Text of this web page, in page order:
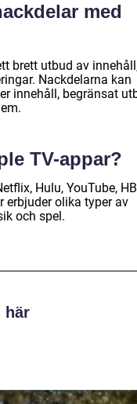
med
brett utbud av
Nackdelarna kan
innehåll, begränsat
TV-appar?
Hulu, YouTube,
erbjuder olika typer av
och spel.
här